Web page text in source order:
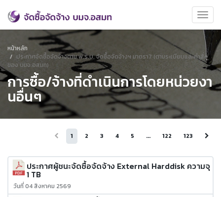
หน้าหลัก
ประกาศจัดซื้อจัดจ้างตาม พ.ร.บ. จัดซื้อจัดจ้างฯ มาตรา7 (ตามระเบียบและคำสั่ง
ของ บมจ.อสมท)
การซื้อ/จ้างที่ดำเนินการโดยหน่วยงา
นอื่นๆ
1 2 3 4 5 ... 122 123
ประกาศผู้ชนะจัดซื้อจัดจ้าง External Harddisk ความจุ
1 TB
วันที่ 04 สิงหาคม 2569